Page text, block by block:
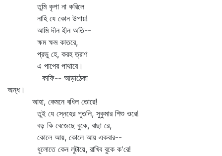
তুমি কৃপা না করিলে
নাহি যে কোন উপায়!
আমি দীন হীন অতি--
ক্ষম ক্ষম কাতরে,
প্রভু হে, করহ ত্রাণ
এ পাপের পাথারে।
কাফি-- আড়াঠেকা
অন্ধ।
আহা, কেমনে বধিল তোরে!
তুই যে স্নেহের পুতলি, সুকুমার শিশু ওরে!
বড় কি বেজেছে বুকে, বাছা রে,
কোলে আয়, কোলে আয় একবার--
ধূলোতে কেন লুটায়ে, রাখিব বুকে ক'রে!